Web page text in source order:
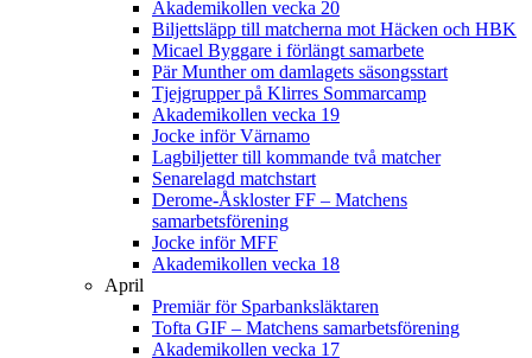
Akademikollen vecka 20
Biljettsläpp till matcherna mot Häcken och HBK
Micael Byggare i förlängt samarbete
Pär Munther om damlagets säsongsstart
Tjejgrupper på Klirres Sommarcamp
Akademikollen vecka 19
Jocke inför Värnamo
Lagbiljetter till kommande två matcher
Senarelagd matchstart
Derome-Åskloster FF – Matchens
samarbetsförening
Jocke inför MFF
Akademikollen vecka 18
April
Premiär för Sparbanksläktaren
Tofta GIF – Matchens samarbetsförening
Akademikollen vecka 17